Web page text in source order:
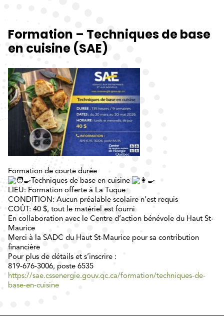
Formation – Techniques de base
en cuisine (SAE)
Formation de courte durée
Techniques de base en cuisine
LIEU: Formation offerte à La Tuque
CONDITION: Aucun préalable scolaire n’est requis
COÛT: 40 $, tout le matériel est fourni
En collaboration avec le Centre d’action bénévole du Haut St-
Maurice
Merci à la SADC du Haut St-Maurice pour sa contribution
financière
Pour plus de détails et s’inscrire :
819-676-3006, poste 6535
https://sae.cssenergie.gouv.qc.ca/formation/techniques-de-
base-en-cuisine